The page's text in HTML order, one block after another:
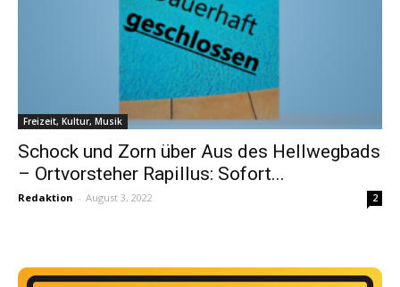
Freizeit, Kultur, Musik
Schock und Zorn über Aus des Hellwegbads
– Ortvorsteher Rapillus: Sofort...
Redaktion - August 3, 2022 2